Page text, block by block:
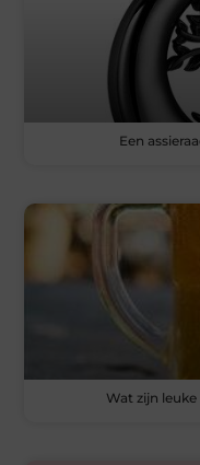
Een
Wat zijn